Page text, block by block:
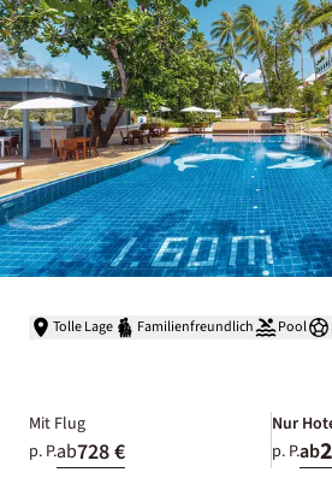
Tolle Lage Familienfreundlich Pool
Mit Flug
p. P.ab728 €
Nur
p. P.ab